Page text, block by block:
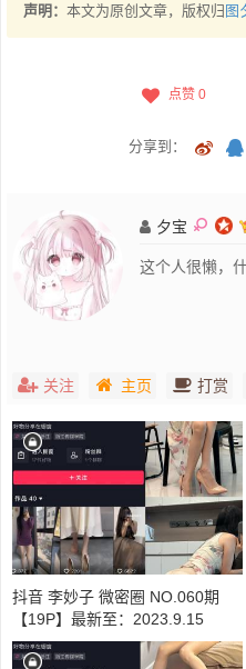
声明： 本文为原创文章，版权归 图
点赞 0
分享到：
夕宝
这个人很懒，
关注 主页 打赏
抖音 李妙子 微密圈 NO.060期
【19P】最新至：2023.9.15